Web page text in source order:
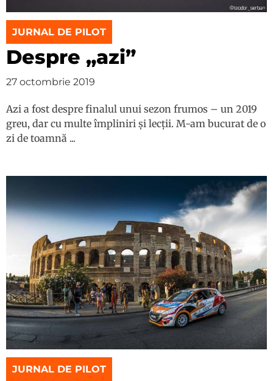
JURNAL DE PILOT
Despre „azi”
27 octombrie 2019
Azi a fost despre finalul unui sezon frumos – un 2019
greu, dar cu multe împliniri și lecții. M-am bucurat de o
zi de toamnă ...
JURNAL DE PILOT